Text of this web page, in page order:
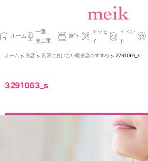
ホーム
一重、
奥二重
旅行
エッセ
イ
イベン
ト
ホーム > 美容 > 風邪に負けない喉美容のすすめ > 3291063_s
3291063_s